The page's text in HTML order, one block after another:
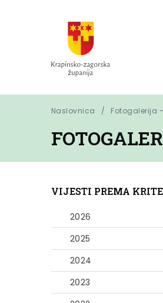
Naslovnica Fotogalerija
VIJESTI PREMA
2026
2025
2024
2023